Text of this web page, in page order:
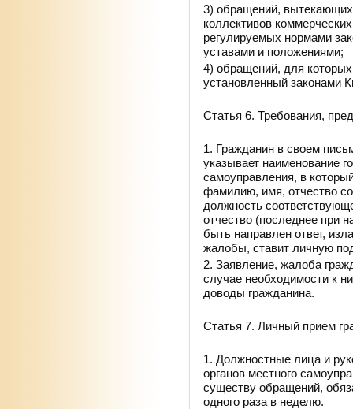
3) обращений,
коллективов
регулируемых нормами
уставами и положениями;
4) обращений, для
установленный законами
Статья 6. Требования,
1. Гражданин в своем
указывает наименование
самоуправления, в
фамилию, имя, отчество
должность
отчество (последнее при
быть направлен ответ,
жалобы, ставит личную
2. Заявление, жалоба
случае необходимости к
доводы гражданина.
Статья 7. Личный прием
1. Должностные лица и
органов местного
существу обращений,
одного раза в неделю.